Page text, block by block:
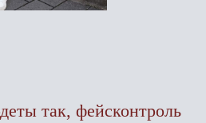
так, фейсконтроль